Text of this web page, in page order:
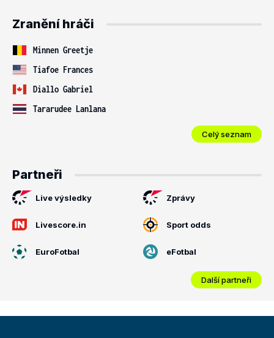
Zranění hráči
Minnen Greetje
Tiafoe Frances
Diallo Gabriel
Tararudee Lanlana
Celý seznam
Partneři
Live výsledky Zprávy
Livescore.in Sport odds
EuroFotbal eFotbal
Další partneři